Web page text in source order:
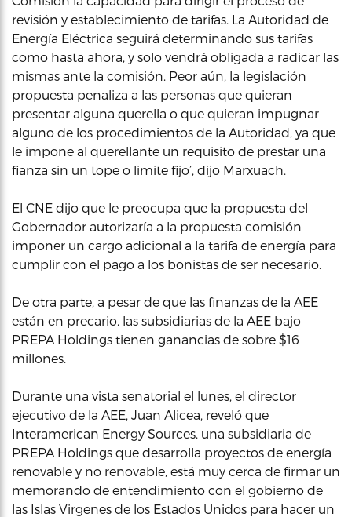
revisión y establecimiento de tarifas. La Autoridad de
Energía Eléctrica seguirá determinando sus tarifas
como hasta ahora, y solo vendrá obligada a radicar las
mismas ante la comisión. Peor aún, la legislación
propuesta penaliza a las personas que quieran
presentar alguna querella o que quieran impugnar
alguno de los procedimientos de la Autoridad, ya que
le impone al querellante un requisito de prestar una
fianza sin un tope o limite fijo’, dijo Marxuach.
El CNE dijo que le preocupa que la propuesta del
Gobernador autorizaría a la propuesta comisión
imponer un cargo adicional a la tarifa de energía para
cumplir con el pago a los bonistas de ser necesario.
De otra parte, a pesar de que las finanzas de la AEE
están en precario, las subsidiarias de la AEE bajo
PREPA Holdings tienen ganancias de sobre $16
millones.
Durante una vista senatorial el lunes, el director
ejecutivo de la AEE, Juan Alicea, reveló que
Interamerican Energy Sources, una subsidiaria de
PREPA Holdings que desarrolla proyectos de energía
renovable y no renovable, está muy cerca de firmar un
memorando de entendimiento con el gobierno de
las Islas Virgenes de los Estados Unidos para hacer un